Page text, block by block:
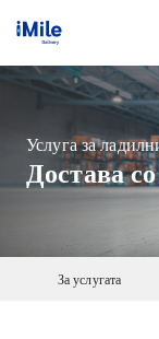
Услуга за
Достава
За услугата